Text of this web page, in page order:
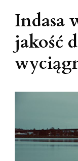
Indasa
jakość